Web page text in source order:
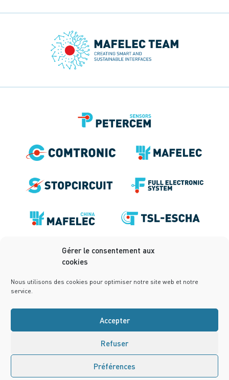
Gérer le consentement aux
cookies
Nous utilisons des cookies pour optimiser notre site web et notre
service.
Accepter
Refuser
Préférences
Nous contacter
Mentions légales
Politique de confidentialité
Conditions générales de vente
Politique de cookies (UE)
Conception :notrestudio.fr